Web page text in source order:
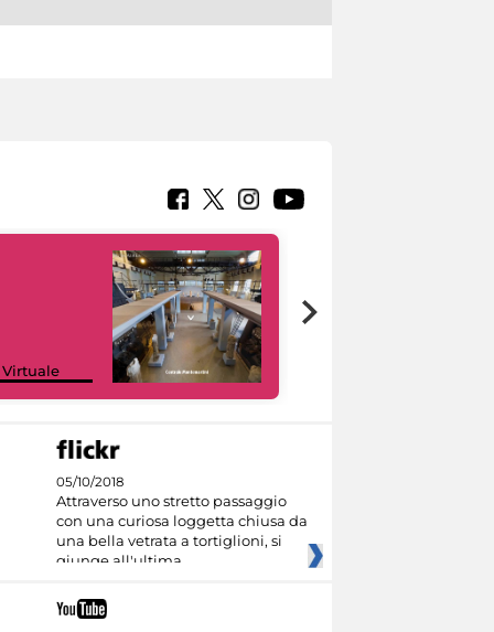
Virtuale
05/10/2018
Attraverso uno stretto passaggio
con una curiosa loggetta chiusa da
una bella vetrata a tortiglioni, si
giunge all'ultima